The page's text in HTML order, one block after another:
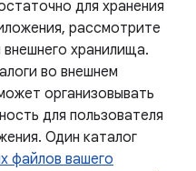
для хранения
рассмотрите
хранилища.
во внешнем
организовывать
для пользователя
Один каталог
файлов вашего